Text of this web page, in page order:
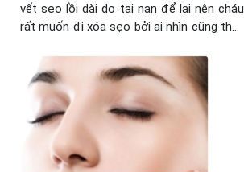
vết sẹo lồi dài do tai nạn để lại nên cháu
rất muốn đi xóa sẹo bởi ai nhìn cũng thấy
eo hẹp nên cháu muốn hỏi trước là điều
trị sẹo lồi hết bao nhiêu tiền ...